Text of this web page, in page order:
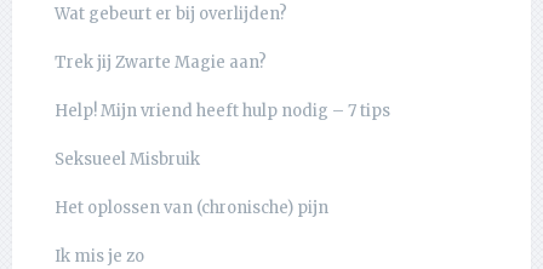
Wat gebeurt er bij overlijden?
Trek jij Zwarte Magie aan?
Help! Mijn vriend heeft hulp nodig – 7 tips
Seksueel Misbruik
Het oplossen van (chronische) pijn
Ik mis je zo